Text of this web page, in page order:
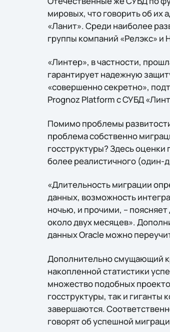
мировых, что говорить об их
«Ланит». Среди наиболее
группы компаний «Релэкс»
«Линтер», в частности,
гарантирует надежную
«совершенно секретно»,
Prognoz Platform с СУБД
Помимо проблемы
проблема собственно
госструктуры? Здесь
более реалистичного (один-
«Длительность миграции
данных, возможность
ночью, и прочими, –
около двух месяцев».
данных Oracle можно
Дополнительно смущающий
накопленной статистики
множество подобных
госструктуры, так и гиганты
завершаются.
говорят об успешной